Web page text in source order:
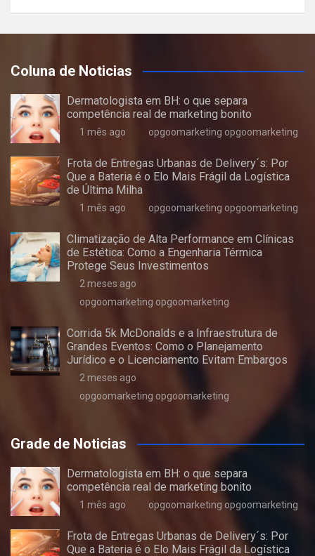
Coluna de Noticias
Dermatologista em BH: o que separa
competência real de marketing bonito
1 mês ago opgoomarketing opgoomarketing
Frota de Entregas Urbanas de Delivery´s: Por
Que a Bateria é o Elo Mais Frágil da Logística
de Última Milha
1 mês ago opgoomarketing opgoomarketing
Climatização de Alta Performance em Clínicas
de Estética: Como a Engenharia Térmica
Protege Seus Investimentos
2 meses ago
opgoomarketing opgoomarketing
Corrida 5k McDonalds e a Infraestrutura de
Grandes Eventos: Como o Planejamento
Jurídico e o Licenciamento Evitam Embargos
2 meses ago
opgoomarketing opgoomarketing
Grade de Noticias
Dermatologista em BH: o que separa
competência real de marketing bonito
1 mês ago opgoomarketing opgoomarketing
Frota de Entregas Urbanas de Delivery´s: Por
Que a Bateria é o Elo Mais Frágil da Logística